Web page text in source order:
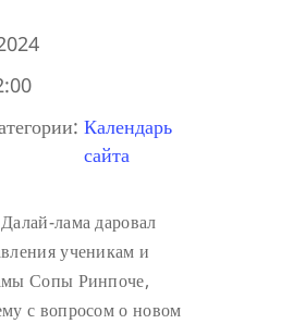
Календарь
сайта
лама даровал
ученикам и
Сопы Ринпоче,
с вопросом о новом